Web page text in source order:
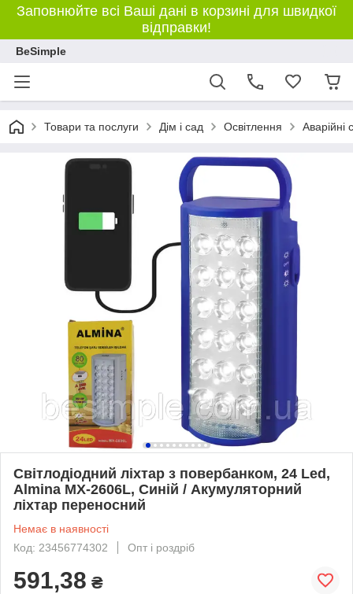
Заповнюйте всі Ваші дані в корзині для швидкої
відправки!
BeSimple
Товари та послуги Дім і сад Освітлення Аварійні
Світлодіодний ліхтар з повербанком, 24 Led,
Almina MX-2606L, Синій / Акумуляторний
ліхтар переносний
Немає в наявності
Код: 23456774302
Опт і роздріб
591,38 ₴